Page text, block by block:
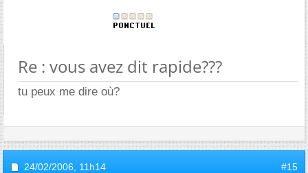
Re : vous avez dit rapide???
tu peux me dire où?
24/02/2006, 11h14 #15